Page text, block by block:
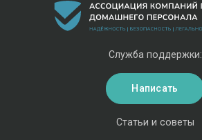
Статьи и советы
Служба поддержки:
Написать